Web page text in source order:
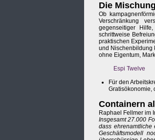
Die
Ob
Verschränkung
gegenseitiger
schrittweise
praktischen
und Nischenbildung
ohne Eigentum,
Espi Twelve
Für den
Gratisökonomie,
Containern
Raphael Fellmer im
Insgesamt 27.000
dass ehrenamtliche
Geschäftsmodell